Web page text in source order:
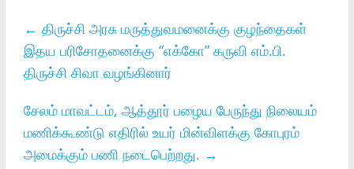
← திருச்சி அரசு மருத்துவமனைக்கு குழந்தைகள்
இதய பரிசோதனைக்கு “எக்கோ” கருவி எம்.பி.
திருச்சி சிவா வழங்கினார்
சேலம் மாவட்டம், ஆத்தூர் பழைய பேருந்து நிலையம்
மணிக்கூண்டு எதிரில் உயர் மின்விளக்கு கோபுரம்
அமைக்கும் பணி நடைபெற்றது. →